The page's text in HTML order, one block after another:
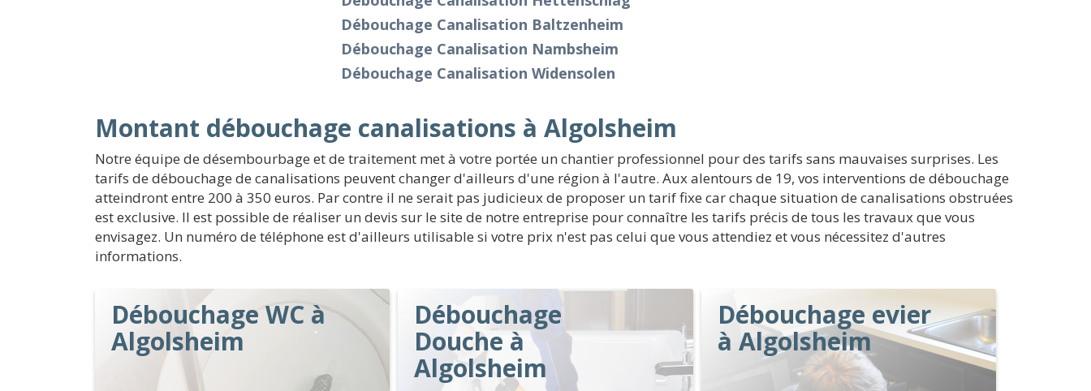
Débouchage Canalisation Baltzenheim
Débouchage Canalisation Nambsheim
Débouchage Canalisation Widensolen
Montant débouchage canalisations à Algolsheim
Notre équipe de désembourbage et de traitement met à votre portée un chantier professionnel pour des tarifs sans mauvaises surprises. Les
tarifs de débouchage de canalisations peuvent changer d'ailleurs d'une région à l'autre. Aux alentours de 19, vos interventions de débouchage
atteindront entre 200 à 350 euros. Par contre il ne serait pas judicieux de proposer un tarif fixe car chaque situation de canalisations obstruées
est exclusive. Il est possible de réaliser un devis sur le site de notre entreprise pour connaître les tarifs précis de tous les travaux que vous
envisagez. Un numéro de téléphone est d'ailleurs utilisable si votre prix n'est pas celui que vous attendiez et vous nécessitez d'autres
informations.
Débouchage WC à
Algolsheim
Débouchage
Douche à
Algolsheim
Débouchage evier
à Algolsheim